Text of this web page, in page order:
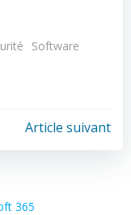
Software
Article suivant
365